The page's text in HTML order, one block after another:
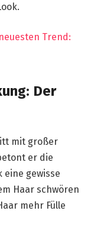
Trend:
Der
mit großer
er die
eine gewisse
Haar schwören
mehr Fülle